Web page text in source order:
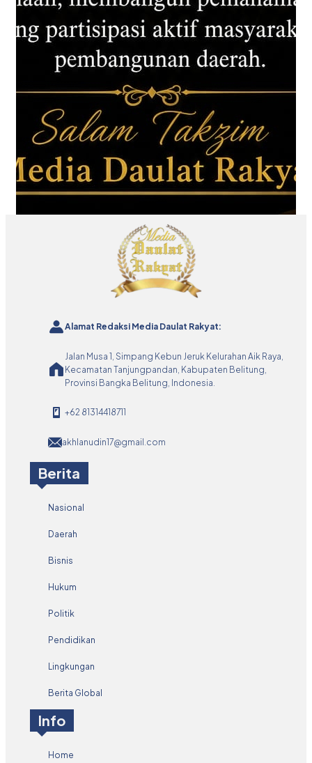
Alamat Redaksi Media Daulat Rakyat:
Jalan Musa 1, Simpang Kebun Jeruk Kelurahan Aik Raya,
Kecamatan Tanjungpandan, Kabupaten Belitung,
Provinsi Bangka Belitung, Indonesia.
+62 81314418711
akhlanudin17@gmail.com
Berita
Nasional
Daerah
Bisnis
Hukum
Politik
Pendidikan
Lingkungan
Berita Global
Info
Home